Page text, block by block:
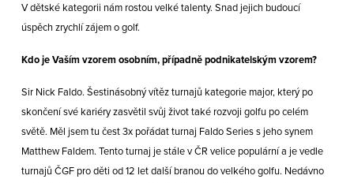
V dětské kategorii nám rostou velké talenty. Snad jejich budoucí
úspěch zrychlí zájem o golf.
Kdo je Vaším vzorem osobním, případně podnikatelským vzorem?
Sir Nick Faldo. Šestinásobný vítěz turnajů kategorie major, který po
skončení své kariéry zasvětil svůj život také rozvoji golfu po celém
světě. Měl jsem tu čest 3x pořádat turnaj Faldo Series s jeho synem
Matthew Faldem. Tento turnaj je stále v ČR velice populární a je vedle
turnajů ČGF pro děti od 12 let další branou do velkého golfu. Nedávno